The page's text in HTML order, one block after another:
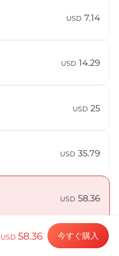
デ
イン
ラ
USD 7.14
USD 14.29
USD 25
USD 35.79
USD 58.36
USD58.36 今すぐ購入